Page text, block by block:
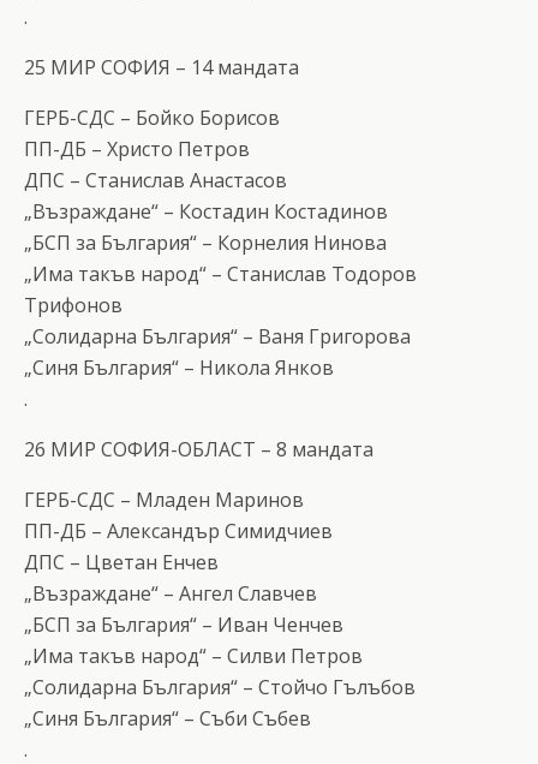
.
25 МИР СОФИЯ – 14 мандата
ГЕРБ-СДС – Бойко Борисов
ПП-ДБ – Христо Петров
ДПС – Станислав Анастасов
„Възраждане“ – Костадин Костадинов
„БСП за България“ – Корнелия Нинова
„Има такъв народ“ – Станислав Тодоров
Трифонов
„Солидарна България“ – Ваня Григорова
„Синя България“ – Никола Янков
.
26 МИР СОФИЯ-ОБЛАСТ – 8 мандата
ГЕРБ-СДС – Младен Маринов
ПП-ДБ – Александър Симидчиев
ДПС – Цветан Енчев
„Възраждане“ – Ангел Славчев
„БСП за България“ – Иван Ченчев
„Има такъв народ“ – Силви Петров
„Солидарна България“ – Стойчо Гълъбов
„Синя България“ – Съби Събев
.